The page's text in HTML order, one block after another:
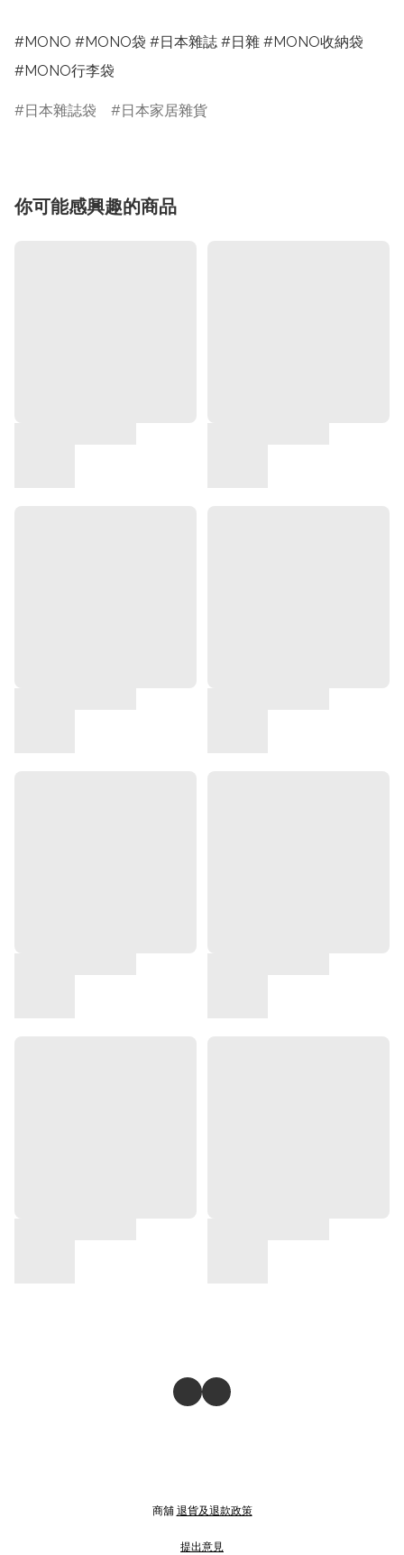
#MONO #MONO袋 #日本雜誌 #日雜 #MONO收納袋
#MONO行李袋
日本雜誌袋 日本家居雜貨
你可能感興趣的商品
商舖 退貨及退款政策
提出意見